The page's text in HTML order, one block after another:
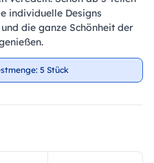
individuelle Designs
die ganze Schönheit der
5 Stück